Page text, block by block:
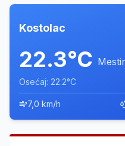
Kostolac
22.3°C
Osećaj: 22.2°C
7,0 km/h